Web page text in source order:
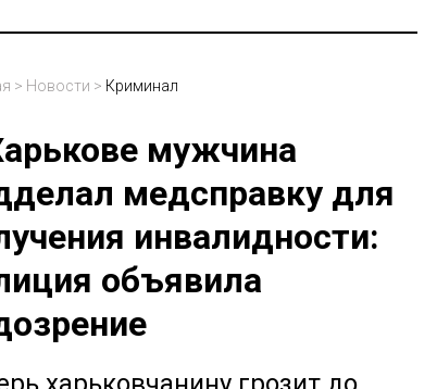
> Новости > Криминал
мужчина
медсправку для
инвалидности:
объявила